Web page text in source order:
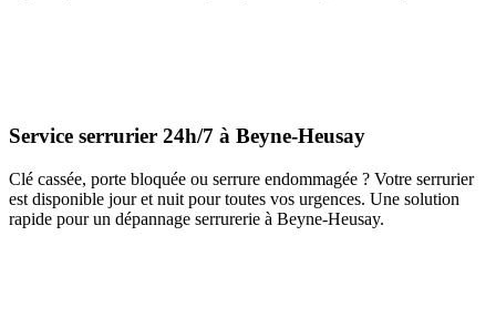
Service serrurier 24h/7 à Beyne-Heusay
Clé cassée, porte bloquée ou serrure endommagée ? Votre serrurier
est disponible jour et nuit pour toutes vos urgences. Une solution
rapide pour un dépannage serrurerie à Beyne-Heusay.